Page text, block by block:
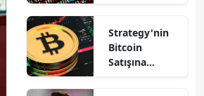
Strategy'nin
Bitcoin
Satışına